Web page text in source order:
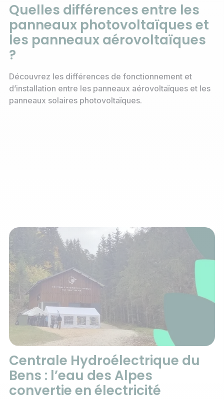
Quelles différences entre les
panneaux photovoltaïques et
les panneaux aérovoltaïques
?
Découvrez les différences de fonctionnement et
d’installation entre les panneaux aérovoltaïques et les
panneaux solaires photovoltaïques.
Centrale Hydroélectrique du
Bens : l’eau des Alpes
convertie en électricité